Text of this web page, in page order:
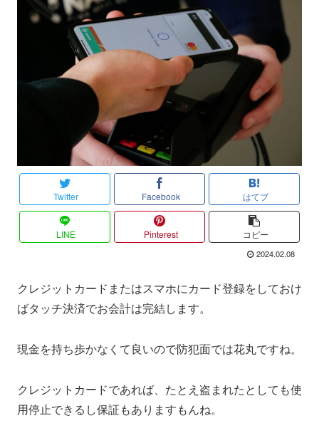
Twitter Facebook はてブ
LINE Pinterest コピー
2024.02.08
クレジットカードまたはスマホにカード登録をしておけ
ばタッチ決済でお会計は完結します。
現金を持ち歩かなくて良いので防犯面では花丸ですね。
クレジットカードであれば、たとえ盗まれたとしても使
用停止できるし保証もありますもんね。